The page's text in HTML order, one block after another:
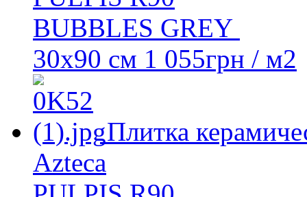
BUBBLES GREY
30x90 см 1 055грн / м2
Плитка
Azteca